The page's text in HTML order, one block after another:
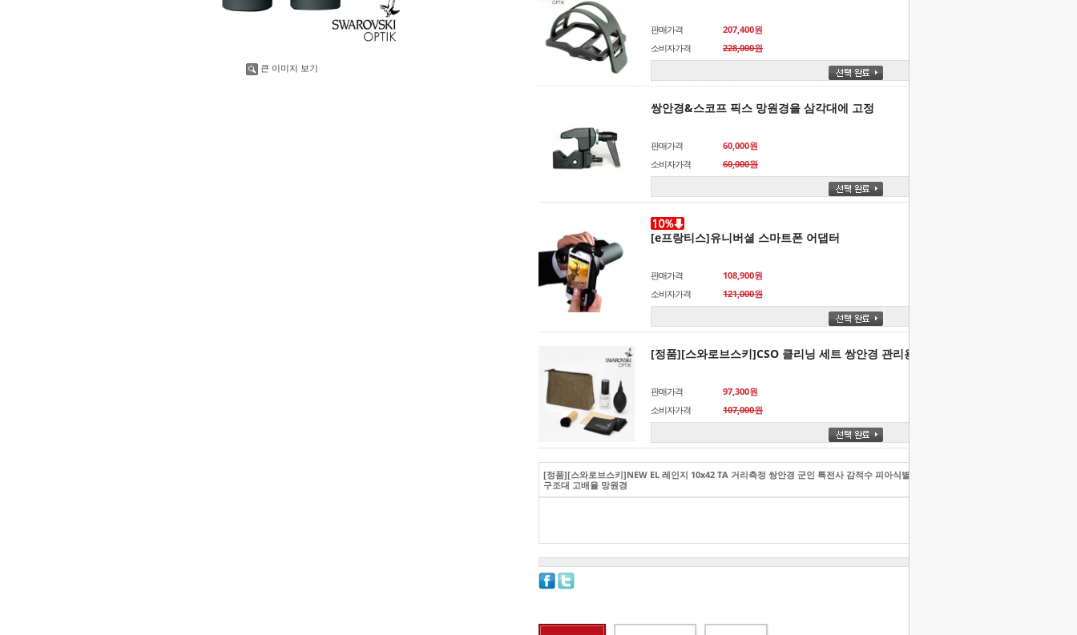
큰 이미지 보기
판매가격
207,400원
소비자가격
228,000원
쌍안경&스코프 픽스 망원경을 삼각대에 고정
판매가격
60,000원
소비자가격
60,000원
[e프랑티스]유니버셜 스마트폰 어댑터
판매가격
108,900원
소비자가격
121,000원
[정품][스와로브스키]CSO 클리닝 세트 쌍안경 관리용품 렌즈 클리너 브러쉬
판매가격
97,300원
소비자가격
107,000원
[정품][스와로브스키]NEW EL 레인지 10x42 TA 거리측정 쌍안경 군인 특전사 감적수 피아식별
구조대 고배율 망원경